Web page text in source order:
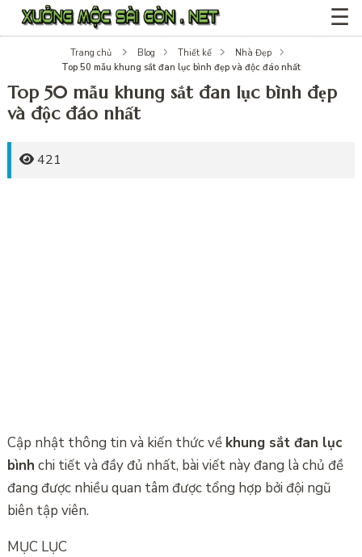
☰
Trang chủ Blog Thiết kế
Nhà Đẹp
Top 50 mẫu khung sắt đan lục bình đẹp và độc đáo nhất
Top 50 mẫu khung sắt đan lục bình đẹp
và độc đáo nhất
421
Cập nhật thông tin và kiến thức về khung sắt đan lục
bình chi tiết và đầy đủ nhất, bài viết này đang là chủ đề
đang được nhiều quan tâm được tổng hợp bởi đội ngũ
biên tập viên.
MỤC LỤC